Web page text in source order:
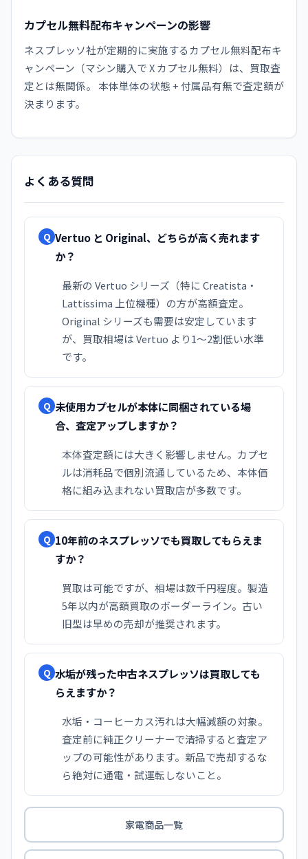
カプセル無料配布キャンペーンの影響
ネスプレッソ社が定期的に実施するカプセル無料配布キ
ャンペーン（マシン購入で X カプセル無料）は、買取査
定とは無関係。 本体単体の状態 + 付属品有無で査定額が
決まります。
よくある質問
Q Vertuo と Original、どちらが高く売れます
か？
最新の Vertuo シリーズ（特に Creatista・
Lattissima 上位機種）の方が高額査定。
Original シリーズも需要は安定しています
が、買取相場は Vertuo より1〜2割低い水準
です。
Q 未使用カプセルが本体に同梱されている場
合、査定アップしますか？
本体査定額には大きく影響しません。カプセ
ルは消耗品で個別流通しているため、本体価
格に組み込まれない買取店が多数です。
Q 10年前のネスプレッソでも買取してもらえま
すか？
買取は可能ですが、相場は数千円程度。製造
5年以内が高額買取のボーダーライン。古い
旧型は早めの売却が推奨されます。
Q 水垢が残った中古ネスプレッソは買取しても
らえますか？
水垢・コーヒーカス汚れは大幅減額の対象。
査定前に純正クリーナーで清掃すると査定ア
ップの可能性があります。新品で売却するな
ら絶対に通電・試運転しないこと。
家電商品一覧